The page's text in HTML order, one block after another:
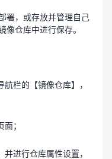
署，或存放并管理自己
像仓库中进行保存。
栏的【镜像仓库】，
面；
进行仓库属性设置，